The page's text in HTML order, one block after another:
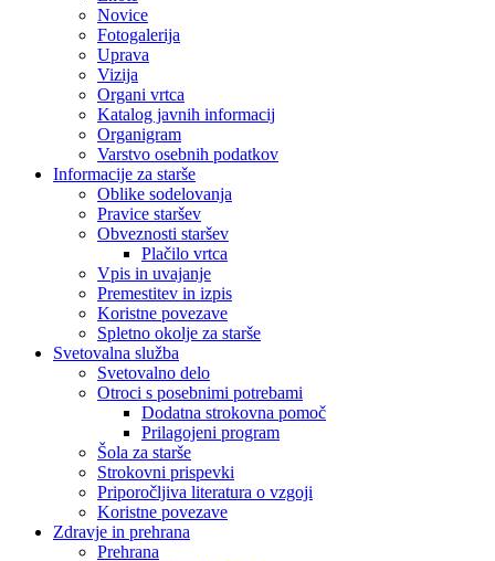
Novice
Fotogalerija
Uprava
Vizija
Organi vrtca
Katalog javnih informacij
Organigram
Varstvo osebnih podatkov
Informacije za starše
Oblike sodelovanja
Pravice staršev
Obveznosti staršev
Plačilo vrtca
Vpis in uvajanje
Premestitev in izpis
Koristne povezave
Spletno okolje za starše
Svetovalna služba
Svetovalno delo
Otroci s posebnimi potrebami
Dodatna strokovna pomoč
Prilagojeni program
Šola za starše
Strokovni prispevki
Priporočljiva literatura o vzgoji
Koristne povezave
Zdravje in prehrana
Prehrana